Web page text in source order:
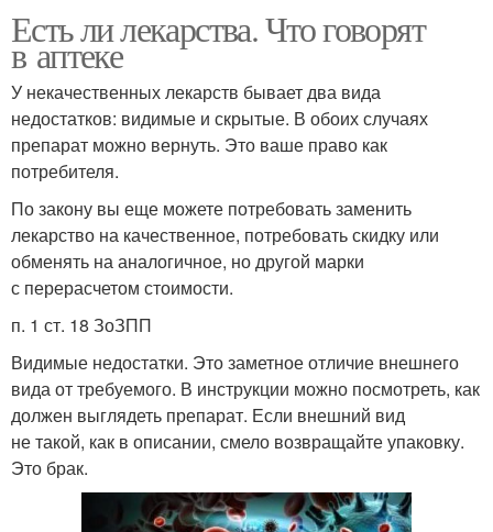
Есть ли лекарства. Что говорят
в аптеке
У некачественных лекарств бывает два вида
недостатков: видимые и скрытые. В обоих случаях
препарат можно вернуть. Это ваше право как
потребителя.
По закону вы еще можете потребовать заменить
лекарство на качественное, потребовать скидку или
обменять на аналогичное, но другой марки
с перерасчетом стоимости.
п. 1 ст. 18 ЗоЗПП
Видимые недостатки. Это заметное отличие внешнего
вида от требуемого. В инструкции можно посмотреть, как
должен выглядеть препарат. Если внешний вид
не такой, как в описании, смело возвращайте упаковку.
Это брак.